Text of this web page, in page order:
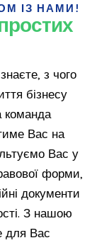
ІЗ НАМИ!
з чого
бізнесу
команда
Вас на
Вас у
форми,
документи
З нашою
для Вас